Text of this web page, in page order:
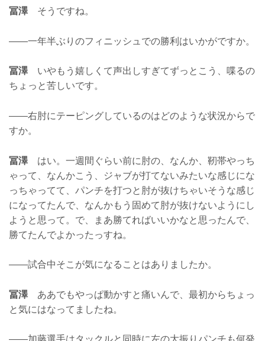
冨澤そうですね。
——一年半ぶりのフィニッシュでの勝利はいかがですか。
冨澤いやもう嬉しくて声出しすぎてずっとこう、喋るの
ちょっと苦しいです。
——右肘にテーピングしているのはどのような状況からで
すか。
冨澤はい。一週間ぐらい前に肘の、なんか、靭帯やっち
ゃって、なんかこう、ジャブが打てないみたいな感じにな
っちゃってて、パンチを打つと肘が抜けちゃいそうな感じ
になってたんで、なんかもう固めて肘が抜けないようにし
ようと思って。で、まあ勝てればいいかなと思ったんで、
勝てたんでよかったっすね。
——試合中そこが気になることはありましたか。
冨澤ああでもやっぱ動かすと痛いんで、最初からちょっ
と気にはなってましたね。